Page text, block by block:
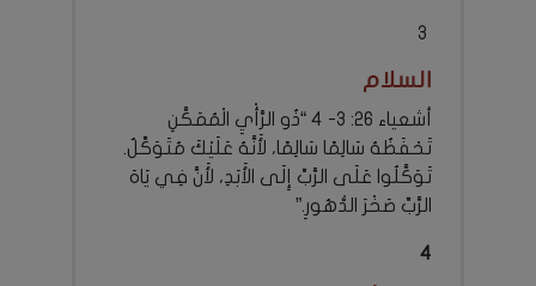
السلام
أشعياء 26: 3- 4 “ذُو الرَّأْيِ الْمُمَكَّنِ
تَحْفَظُهُ سَالِمًا سَالِمًا، لأَنَّهُ عَلَيْكَ مُتَوَكِّلٌ.
تَوَكَّلُوا عَلَى الرَّبِّ إِلَى الأَبَدِ، لأَنَّ فِي يَاهَ
الرَّبِّ صَخْرَ الدُّهُورِ.”
4